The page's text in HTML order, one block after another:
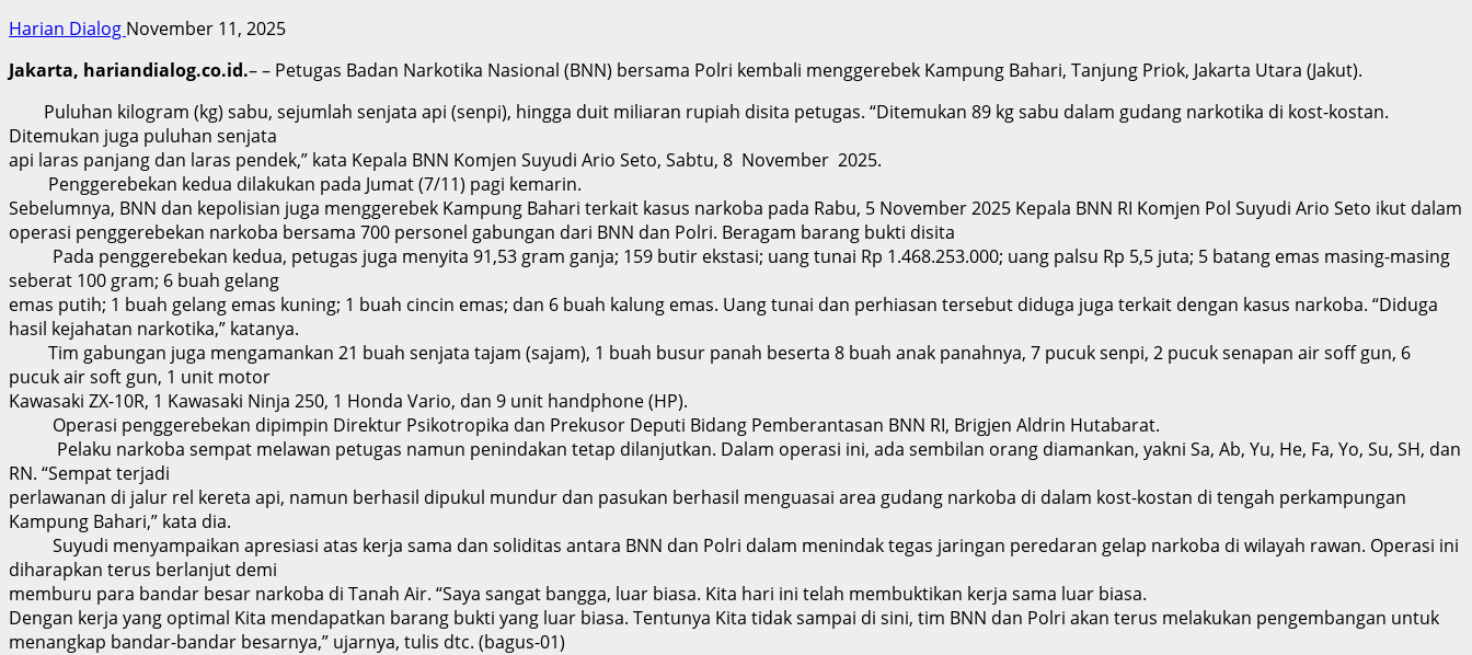
Harian Dialog November 11, 2025
Jakarta, hariandialog.co.id.– – Petugas Badan Narkotika Nasional (BNN) bersama Polri kembali menggerebek Kampung Bahari, Tanjung Priok, Jakarta Utara (Jakut).
Puluhan kilogram (kg) sabu, sejumlah senjata api (senpi), hingga duit miliaran rupiah disita petugas. “Ditemukan 89 kg sabu dalam gudang narkotika di kost-kostan.
Ditemukan juga puluhan senjata
api laras panjang dan laras pendek,” kata Kepala BNN Komjen Suyudi Ario Seto, Sabtu, 8 November 2025.
Penggerebekan kedua dilakukan pada Jumat (7/11) pagi kemarin.
Sebelumnya, BNN dan kepolisian juga menggerebek Kampung Bahari terkait kasus narkoba pada Rabu, 5 November 2025 Kepala BNN RI Komjen Pol Suyudi Ario Seto ikut dalam
operasi penggerebekan narkoba bersama 700 personel gabungan dari BNN dan Polri. Beragam barang bukti disita
Pada penggerebekan kedua, petugas juga menyita 91,53 gram ganja; 159 butir ekstasi; uang tunai Rp 1.468.253.000; uang palsu Rp 5,5 juta; 5 batang emas masing-masing
seberat 100 gram; 6 buah gelang
emas putih; 1 buah gelang emas kuning; 1 buah cincin emas; dan 6 buah kalung emas. Uang tunai dan perhiasan tersebut diduga juga terkait dengan kasus narkoba. “Diduga
hasil kejahatan narkotika,” katanya.
Tim gabungan juga mengamankan 21 buah senjata tajam (sajam), 1 buah busur panah beserta 8 buah anak panahnya, 7 pucuk senpi, 2 pucuk senapan air soff gun, 6
pucuk air soft gun, 1 unit motor
Kawasaki ZX-10R, 1 Kawasaki Ninja 250, 1 Honda Vario, dan 9 unit handphone (HP).
Operasi penggerebekan dipimpin Direktur Psikotropika dan Prekusor Deputi Bidang Pemberantasan BNN RI, Brigjen Aldrin Hutabarat.
Pelaku narkoba sempat melawan petugas namun penindakan tetap dilanjutkan. Dalam operasi ini, ada sembilan orang diamankan, yakni Sa, Ab, Yu, He, Fa, Yo, Su, SH, dan
RN. “Sempat terjadi
perlawanan di jalur rel kereta api, namun berhasil dipukul mundur dan pasukan berhasil menguasai area gudang narkoba di dalam kost-kostan di tengah perkampungan
Kampung Bahari,” kata dia.
Suyudi menyampaikan apresiasi atas kerja sama dan soliditas antara BNN dan Polri dalam menindak tegas jaringan peredaran gelap narkoba di wilayah rawan. Operasi ini
diharapkan terus berlanjut demi
memburu para bandar besar narkoba di Tanah Air. “Saya sangat bangga, luar biasa. Kita hari ini telah membuktikan kerja sama luar biasa.
Dengan kerja yang optimal Kita mendapatkan barang bukti yang luar biasa. Tentunya Kita tidak sampai di sini, tim BNN dan Polri akan terus melakukan pengembangan untuk
menangkap bandar-bandar besarnya,” ujarnya, tulis dtc. (bagus-01)